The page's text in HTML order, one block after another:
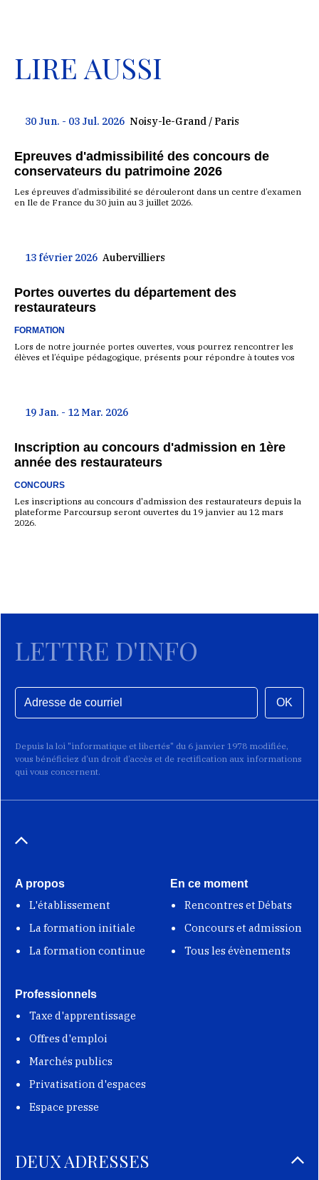
LIRE AUSSI
30 Jun. - 03 Jul. 2026 Noisy-le-Grand / Paris
Epreuves d'admissibilité des concours de
conservateurs du patrimoine 2026
Les épreuves d’admissibilité se dérouleront dans un centre d’examen
en Ile de France du 30 juin au 3 juillet 2026.
13 février 2026 Aubervilliers
Portes ouvertes du département des
restaurateurs
FORMATION
Lors de notre journée portes ouvertes, vous pourrez rencontrer les
élèves et l’équipe pédagogique, présents pour répondre à toutes vos
19 Jan. - 12 Mar. 2026
Inscription au concours d'admission en 1ère
année des restaurateurs
CONCOURS
Les inscriptions au concours d'admission des restaurateurs depuis la
plateforme Parcoursup seront ouvertes du 19 janvier au 12 mars
2026.
LETTRE D'INFO
OK
Depuis la loi "informatique et libertés" du 6 janvier 1978 modifiée,
vous bénéficiez d’un droit d’accès et de rectification aux informations
qui vous concernent.
A propos
L'établissement
La formation initiale
La formation continue
En ce moment
Rencontres et Débats
Concours et admission
Tous les évènements
Professionnels
Taxe d'apprentissage
Offres d'emploi
Marchés publics
Privatisation d'espaces
Espace presse
DEUX ADRESSES